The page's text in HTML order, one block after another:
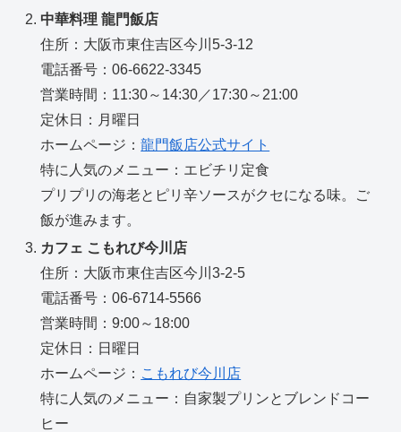
中華料理 龍門飯店
住所：大阪市東住吉区今川5-3-12
電話番号：06-6622-3345
営業時間：11:30～14:30／17:30～21:00
定休日：月曜日
ホームページ：龍門飯店公式サイト
特に人気のメニュー：エビチリ定食
プリプリの海老とピリ辛ソースがクセになる味。ご
飯が進みます。
カフェ こもれび今川店
住所：大阪市東住吉区今川3-2-5
電話番号：06-6714-5566
営業時間：9:00～18:00
定休日：日曜日
ホームページ： こもれび今川店
特に人気のメニュー：自家製プリンとブレンドコー
ヒー